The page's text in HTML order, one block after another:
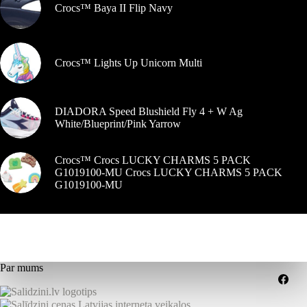
Crocs™ Baya II Flip Navy
Crocs™ Lights Up Unicorn Multi
DIADORA Speed Blushield Fly 4 + W Ag
White/Blueprint/Pink Yarrow
Crocs™ Crocs LUCKY CHARMS 5 PACK
G1019100-MU Crocs LUCKY CHARMS 5 PACK
G1019100-MU
Par mums